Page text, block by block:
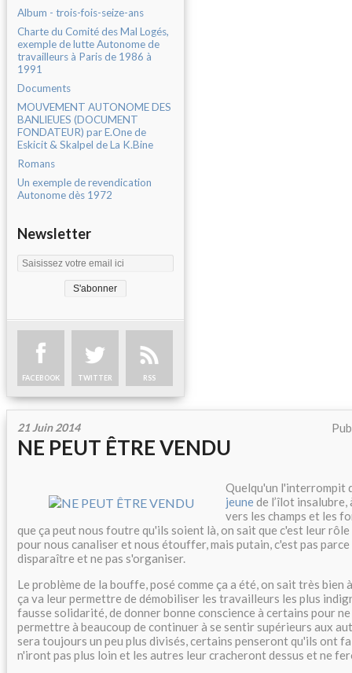
Album - trois-fois-seize-ans
Charte du Comité des Mal Logés,
exemple de lutte Autonome de
travailleurs à Paris de 1986 à
1991
Documents
MOUVEMENT AUTONOME DES
BANLIEUES (DOCUMENT
FONDATEUR) par E.One de
Eskicit & Skalpel de La K.Bine
Romans
Un exemple de revendication
Autonome dès 1972
Newsletter
FACEBOOK TWITTER RSS
21 Juin 2014
NE PEUT ÊTRE VENDU
Quelqu'un l'interrompit
jeunede l’îlot insalubre,
vers les champs et les
que ça peut nous foutre qu'ils soient là, on sait que c'est leur
pour nous canaliser et nous étouffer, mais putain, c'est pas
disparaître et ne pas s'organiser.
Le problème de la bouffe, posé comme ça a été, on sait très bien
ça va leur permettre de démobiliser les travailleurs les plus
fausse solidarité, de donner bonne conscience à certains pour
permettre à beaucoup de continuer à se sentir supérieurs aux
sera toujours un peu plus divisés, certains penseront qu'ils ont
n'iront pas plus loin et les autres leur cracheront dessus et ne